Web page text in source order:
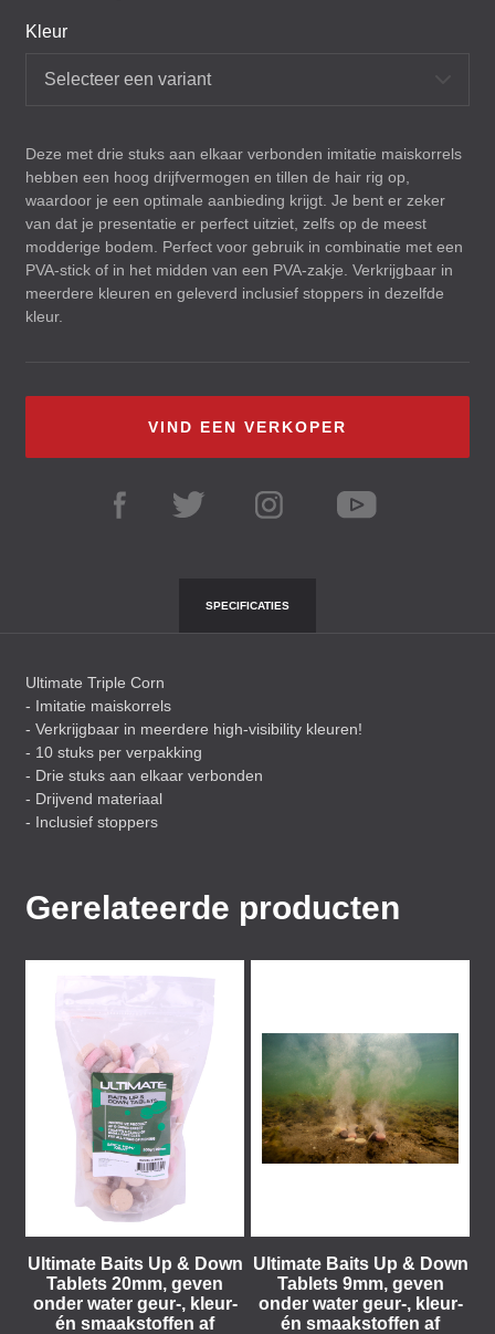
Kleur
Selecteer een variant
Deze met drie stuks aan elkaar verbonden imitatie maiskorrels
hebben een hoog drijfvermogen en tillen de hair rig op,
waardoor je een optimale aanbieding krijgt. Je bent er zeker
van dat je presentatie er perfect uitziet, zelfs op de meest
modderige bodem. Perfect voor gebruik in combinatie met een
PVA-stick of in het midden van een PVA-zakje. Verkrijgbaar in
meerdere kleuren en geleverd inclusief stoppers in dezelfde
kleur.
VIND EEN VERKOPER
SPECIFICATIES
Ultimate Triple Corn
- Imitatie maiskorrels
- Verkrijgbaar in meerdere high-visibility kleuren!
- 10 stuks per verpakking
- Drie stuks aan elkaar verbonden
- Drijvend materiaal
- Inclusief stoppers
Gerelateerde producten
Ultimate Baits Up & Down
Tablets 20mm, geven
onder water geur-, kleur-
én smaakstoffen af
Ultimate Baits Up & Down
Tablets 9mm, geven
onder water geur-, kleur-
én smaakstoffen af